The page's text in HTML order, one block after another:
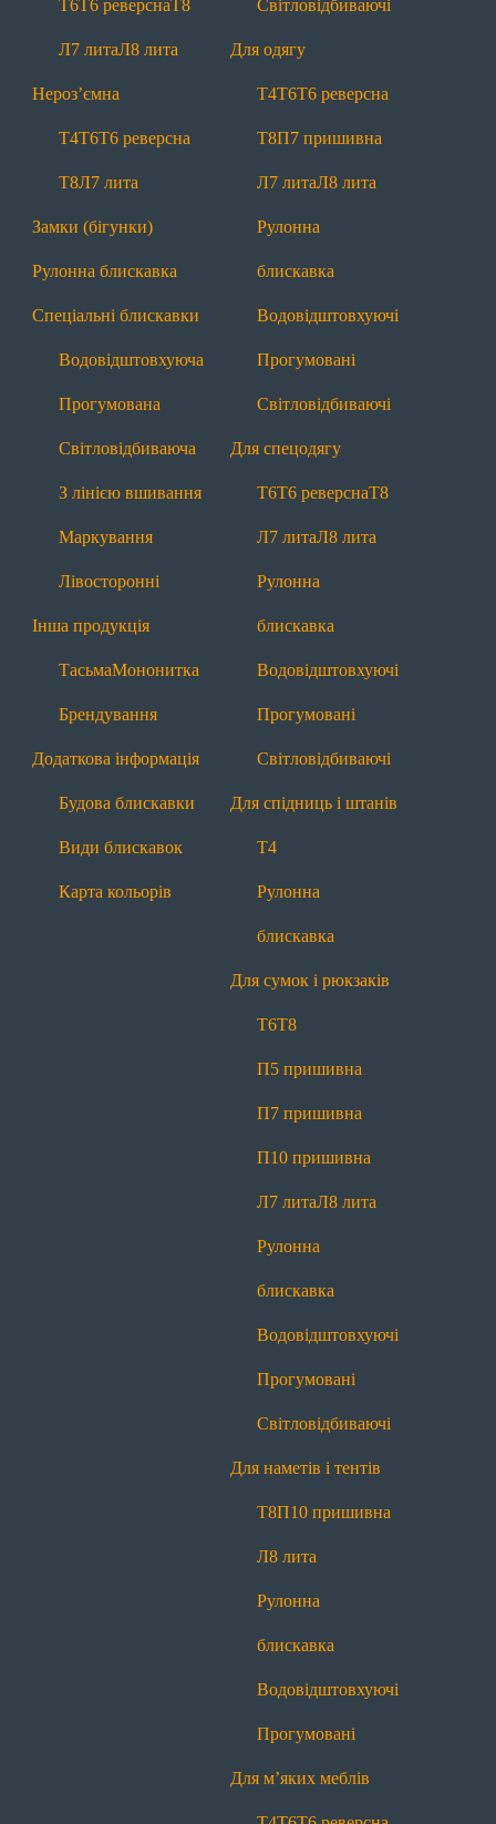
Т6Т6 реверснаТ8
Л7 литаЛ8 лита
Нероз’ємна
Т4Т6Т6 реверсна
Т8Л7 лита
Замки (бігунки)
Рулонна блискавка
Спеціальні блискавки
Водовідштовхуюча
Прогумована
Світловідбиваюча
З лінією вшивання
Маркування
Лівосторонні
Інша продукція
ТасьмаМононитка
Брендування
Додаткова інформація
Будова блискавки
Види блискавок
Карта кольорів
Світловідбиваючі
Для одягу
Т4Т6Т6 реверсна
Т8П7 пришивна
Л7 литаЛ8 лита
Рулонна
блискавка
Водовідштовхуючі
Прогумовані
Світловідбиваючі
Для спецодягу
Т6Т6 реверснаТ8
Л7 литаЛ8 лита
Рулонна
блискавка
Водовідштовхуючі
Прогумовані
Світловідбиваючі
Для спідниць і штанів
Т4
Рулонна
блискавка
Для сумок і рюкзаків
Т6Т8
П5 пришивна
П7 пришивна
П10 пришивна
Л7 литаЛ8 лита
Рулонна
блискавка
Водовідштовхуючі
Прогумовані
Світловідбиваючі
Для наметів і тентів
Т8П10 пришивна
Л8 лита
Рулонна
блискавка
Водовідштовхуючі
Прогумовані
Для м’яких меблів
Т6 Т6 реверсна Т8
Нероз'ємні
Т4 Т8
Замки (бігунки) Рулонна блискавка
Спеціальні
Водовідштовхуючі Прогумовані
Світловідбиваючі З лінією вшивання
Лівосторонні
Тасьма Мононитка
Додаткова інформація
Види блискавок
Карта кольорів
Блискавки за призначенням
Для взуття
З лінією вшивання
Рулонна блискавка Водовідштовхуючі
Прогумовані Світловідбиваючі
Для одягу
Т6 Т6 реверсна
Водовідштовхуючі Прогумовані
Світловідбиваючі
Т8
Рулонна блискавка Водовідштовхуючі
Світловідбиваючі
Рулонна блискавка
П5 пришивна П7 пришивна
Л7 лита Л8 лита
Рулонна блискавка Водовідштовхуючі
Світловідбиваючі
П10 пришивна
Рулонна блискавка
Т6 реверсна П5 пришивна
Рулонна блискавка